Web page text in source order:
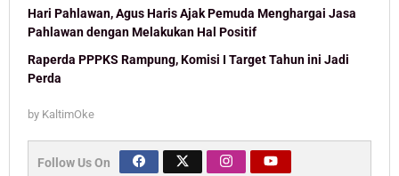
Hari Pahlawan, Agus Haris Ajak Pemuda Menghargai Jasa
Pahlawan dengan Melakukan Hal Positif
Raperda PPPKS Rampung, Komisi I Target Tahun ini Jadi
Perda
by KaltimOke
Follow Us On